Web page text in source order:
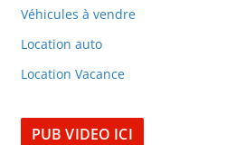
Véhicules à vendre
Location auto
Location Vacance
PUB VIDEO ICI